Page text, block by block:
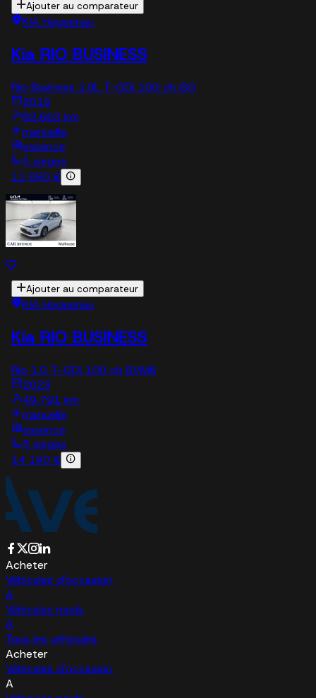
Ajouter au comparateur
KIA Haguenau
Kia RIO BUSINESS
Rio Business 1.0L T-GDi 100 ch ISG
2019
82,663 km
manuelle
essence
5 sieges
11 890 €
Ajouter au comparateur
KIA Haguenau
Kia RIO BUSINESS
Rio 1.0 T-GDi 100 ch BVM6
2023
49,791 km
manuelle
essence
5 sieges
14 190 €
Acheter
Véhicules d'occasion
A
Véhicules neufs
A
Tous les véhicules
Acheter
Véhicules d'occasion
A